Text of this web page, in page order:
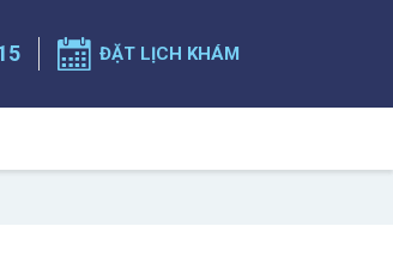
ĐẶT LỊCH KHÁM